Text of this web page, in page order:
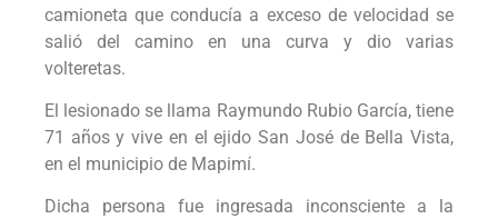
camioneta que conducía a exceso de velocidad se
salió del camino en una curva y dio varias
volteretas.
El lesionado se llama Raymundo Rubio García, tiene
71 años y vive en el ejido San José de Bella Vista,
en el municipio de Mapimí.
Dicha persona fue ingresada inconsciente a la